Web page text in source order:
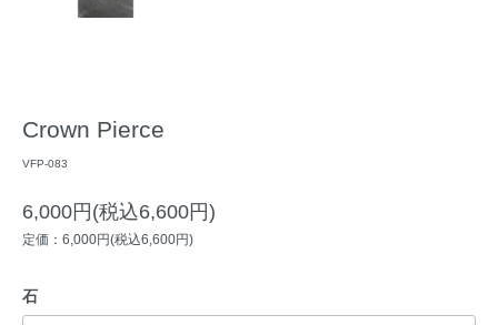
Crown Pierce
VFP-083
6,000円(税込6,600円)
定価：6,000円(税込6,600円)
石